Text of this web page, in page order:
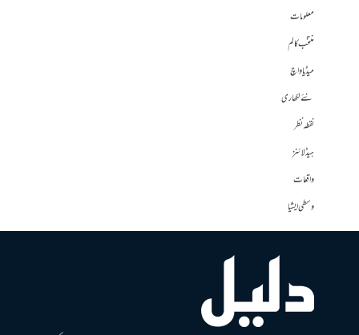
معلومات
منتخب کالم
میڈیا واچ
نئے لکھاری
نقطہ نظر
ہیڈلائنز
واقعات
وسطی ایشیا